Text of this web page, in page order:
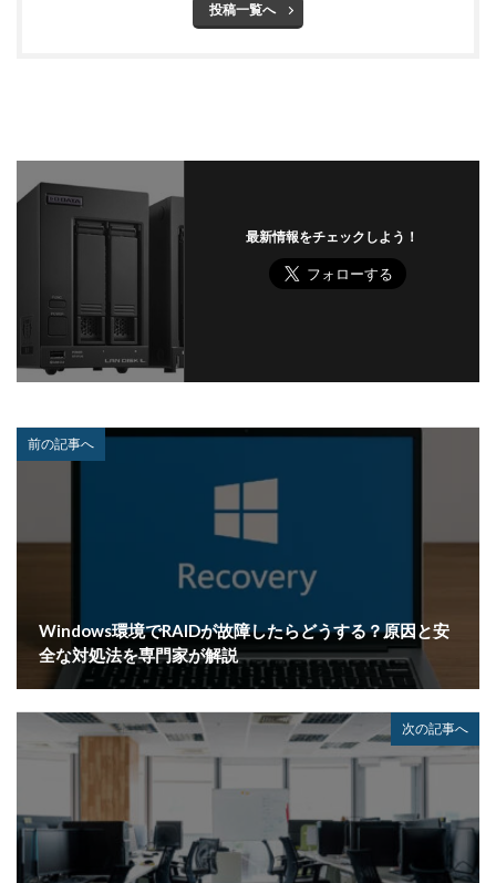
投稿一覧へ
最新情報をチェックしよう！
前の記事へ
Windows環境でRAIDが故障したらどうする？原因と安
全な対処法を専門家が解説
次の記事へ